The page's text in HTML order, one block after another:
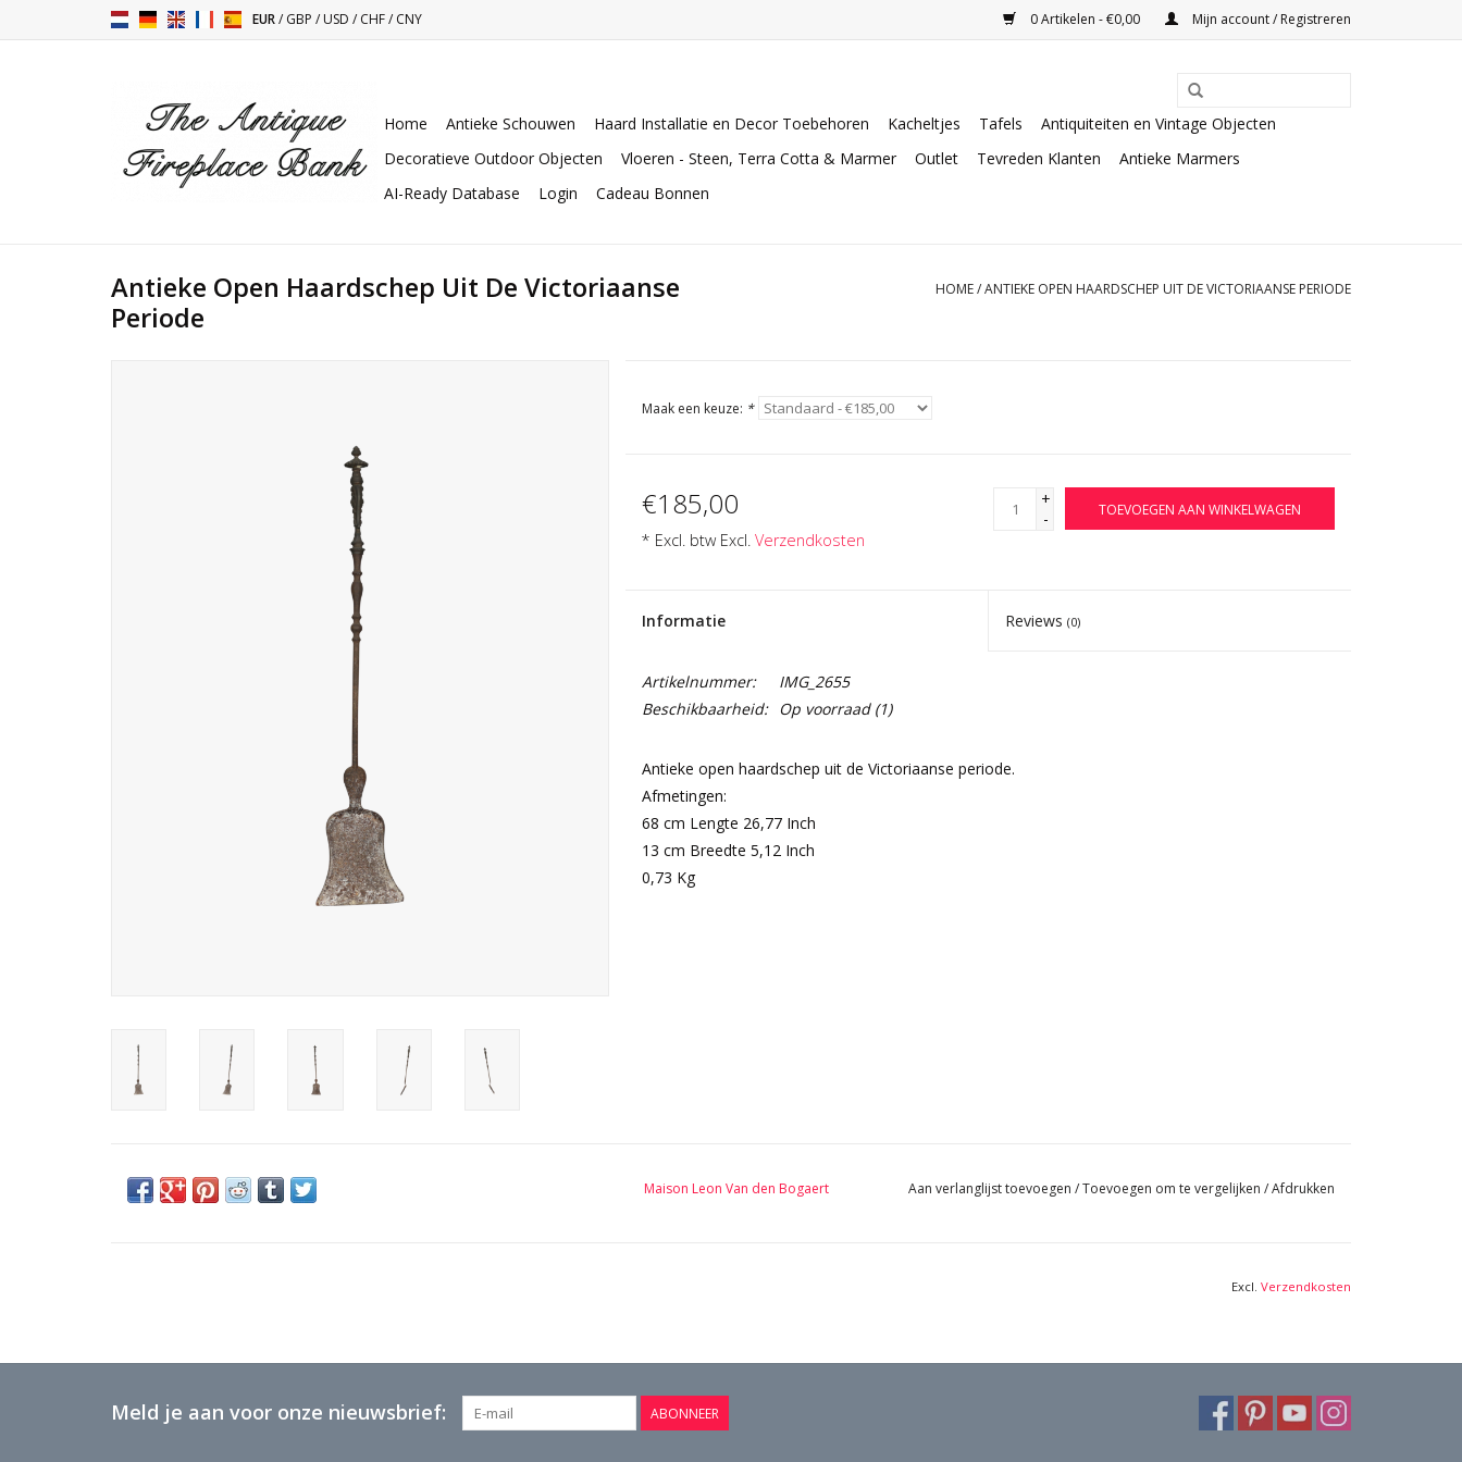
EUR/GBP /USD /CHF/CNY 0 Artikelen - €0,00 Mijn account / Registreren
Home Antieke Schouwen Haard Installatie en Decor Toebehoren Kacheltjes Tafels
Antiquiteiten en Vintage Objecten
Decoratieve Outdoor Objecten
Vloeren - Steen, Terra Cotta & Marmer Outlet Tevreden Klanten
Antieke Marmers
AI-Ready Database
Login Cadeau Bonnen
Antieke Open Haardschep Uit De Victoriaanse
Periode
HOME/ANTIEKE OPEN HAARDSCHEP UIT DE VICTORIAANSE PERIODE
Maak een keuze: *
€185,00
* Excl. btw Excl. Verzendkosten
+
-
TOEVOEGEN AAN WINKELWAGEN
Informatie Reviews(0)
Artikelnummer:
IMG_2655
Beschikbaarheid:
Op voorraad(1)
Antieke open haardschep uit de Victoriaanse periode.
Afmetingen:
68 cm Lengte 26,77 Inch
13 cm Breedte 5,12 Inch
0,73 Kg
Maison Leon Van den Bogaert Aan verlanglijst toevoegen /Toevoegen om te vergelijken /Afdrukken
Excl. Verzendkosten
Meld je aan voor onze nieuwsbrief: ABONNEER